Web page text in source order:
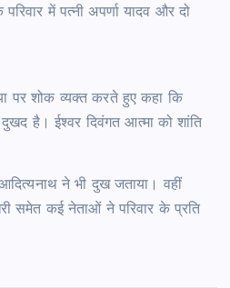
में पत्नी अपर्णा यादव और दो
पर शोक व्यक्त करते हुए कहा कि
है। ईश्वर दिवंगत आत्मा को शांति
ने भी दुख जताया। वहीं
समेत कई नेताओं ने परिवार के प्रति